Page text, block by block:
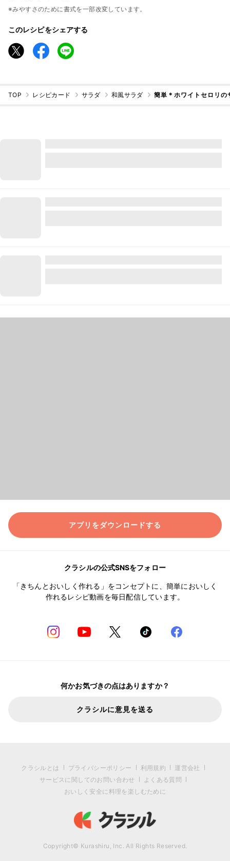
※みやすさのために書式を一部改変しています。
このレシピをシェアする
TOP レシピカード サラダ 和風サラダ 簡単＊ホワイトセロリ
アプリをダウンロードする
クラシルの公式SNSをフォロー
「きちんとおいしく作れる」をコンセプトに、簡単においしく
作れるレシピ動画を毎日配信しています。
何かお気づきの点はありますか？
クラシルに意見を送る
クラシルとは プライバシーポリシー 利用規約
運営会社
サービスに関してのお問い合わせ
よくある質問
おいしく安全に料理を楽しむために
Copyright© Kurashiru, Inc. All Rights Reserved.